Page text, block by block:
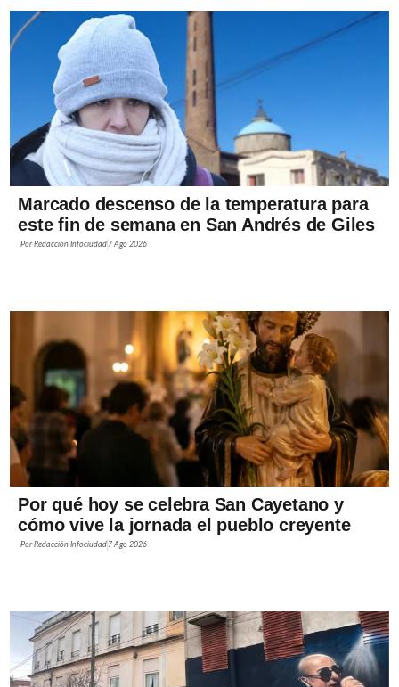
Marcado descenso de la temperatura para
este fin de semana en San Andrés de Giles
PorRedacción Infociudad 7 Ago 2026
Por qué hoy se celebra San Cayetano y
cómo vive la jornada el pueblo creyente
PorRedacción Infociudad 7 Ago 2026